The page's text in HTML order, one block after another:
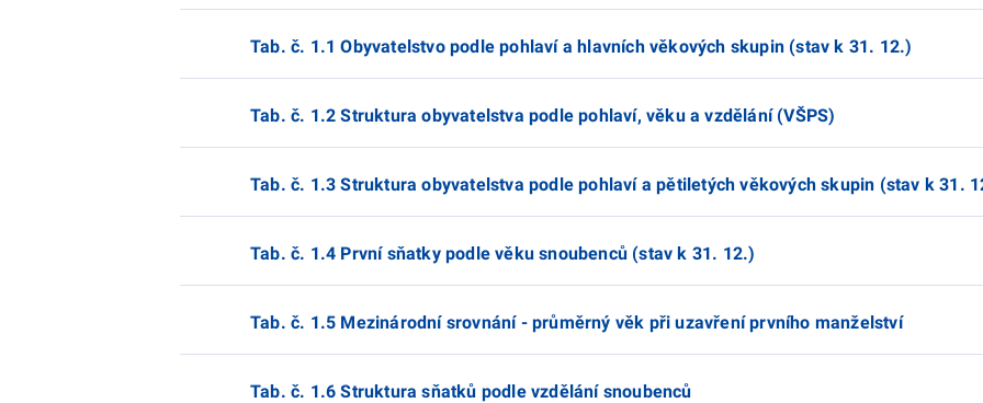
Tab. č. 1.1 Obyvatelstvo podle pohlaví a hlavních věkových skupin (stav k 31. 12.)
Tab. č. 1.2 Struktura obyvatelstva podle pohlaví, věku a vzdělání (VŠPS)
Tab. č. 1.3 Struktura obyvatelstva podle pohlaví a pětiletých věkových skupin (stav k 31.
Tab. č. 1.4 První sňatky podle věku snoubenců (stav k 31. 12.)
Tab. č. 1.5 Mezinárodní srovnání - průměrný věk při uzavření prvního manželství
Tab. č. 1.6 Struktura sňatků podle vzdělání snoubenců